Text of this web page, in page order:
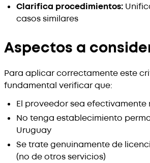
Clarifica procedimientos:
casos similares
Aspectos a
Para aplicar correctamente este
fundamental verificar que:
El proveedor sea efectivamente
No tenga establecimiento
Uruguay
Se trate genuinamente de
(no de otros servicios)